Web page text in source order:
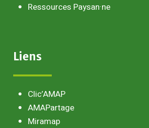
Ressources Paysan·ne
Liens
Clic’AMAP
AMAPartage
Miramap